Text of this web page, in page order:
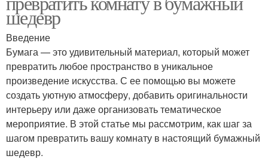
шедевр
Введение
Бумага — это удивительный материал, который может
превратить любое пространство в уникальное
произведение искусства. С ее помощью вы можете
создать уютную атмосферу, добавить оригинальности
интерьеру или даже организовать тематическое
мероприятие. В этой статье мы рассмотрим, как шаг за
шагом превратить вашу комнату в настоящий бумажный
шедевр.